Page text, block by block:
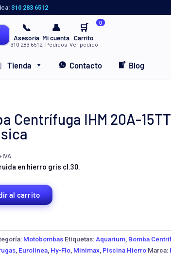
310 283 6512
📞
Asesoría
310 283 6512
👤
Mi cuenta
Pedidos
🛒 0
Carrito
Ver pedido
Tienda Contacto Blog
Centrífuga IHM 20A-
IVA
en hierro gris cl.30.
al carrito
Motobombas Etiquetas: Aquarium, Bomba
, Eurolinea, Hy-Flo, Minimax, Piscina Hierro Marca: